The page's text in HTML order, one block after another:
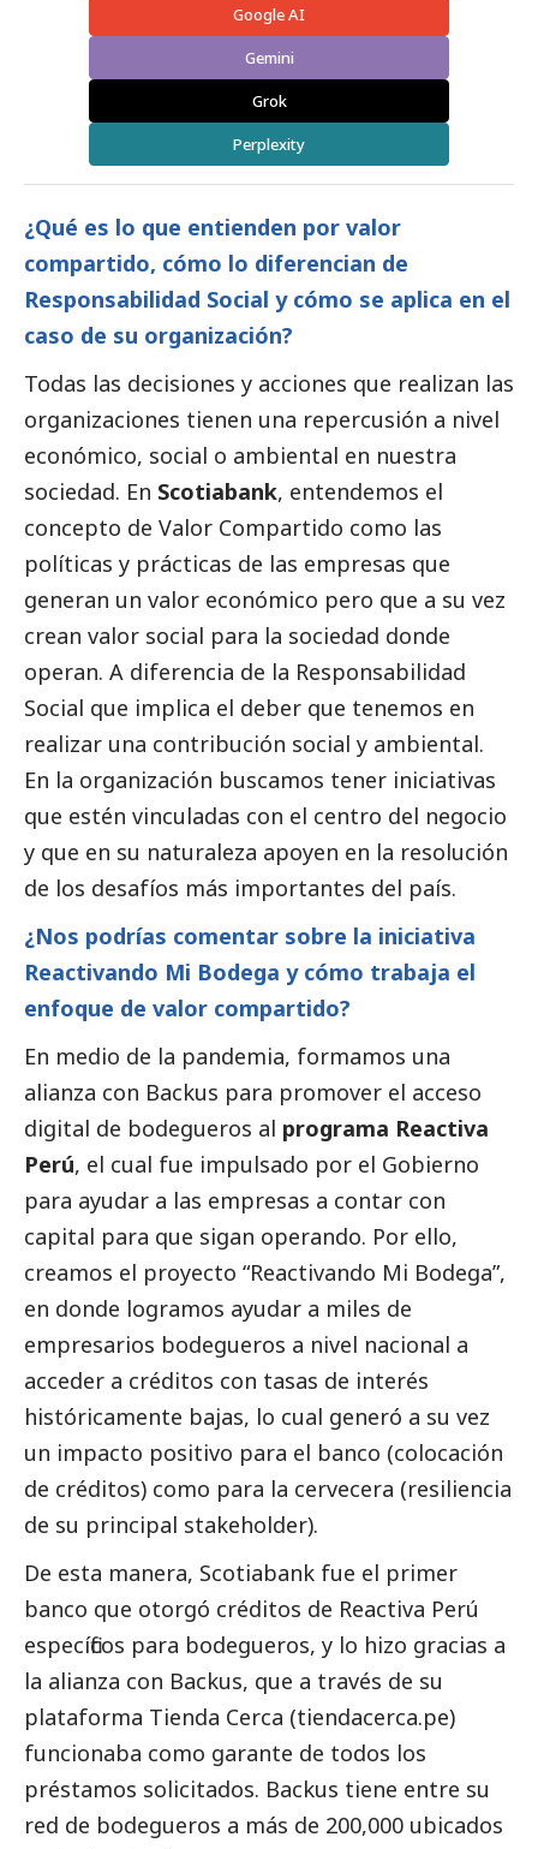
Google AI
Gemini
Grok
Perplexity
¿Qué es lo que entienden por valor
compartido, cómo lo diferencian de
Responsabilidad Social y cómo se aplica en el
caso de su organización?
Todas las decisiones y acciones que realizan las
organizaciones tienen una repercusión a nivel
económico, social o ambiental en nuestra
sociedad. En Scotiabank, entendemos el
concepto de Valor Compartido como las
políticas y prácticas de las empresas que
generan un valor económico pero que a su vez
crean valor social para la sociedad donde
operan. A diferencia de la Responsabilidad
Social que implica el deber que tenemos en
realizar una contribución social y ambiental.
En la organización buscamos tener iniciativas
que estén vinculadas con el centro del negocio
y que en su naturaleza apoyen en la resolución
de los desafíos más importantes del país.
¿Nos podrías comentar sobre la iniciativa
Reactivando Mi Bodega y cómo trabaja el
enfoque de valor compartido?
En medio de la pandemia, formamos una
alianza con Backus para promover el acceso
digital de bodegueros al programa Reactiva
Perú, el cual fue impulsado por el Gobierno
para ayudar a las empresas a contar con
capital para que sigan operando. Por ello,
creamos el proyecto “Reactivando Mi Bodega”,
en donde logramos ayudar a miles de
empresarios bodegueros a nivel nacional a
acceder a créditos con tasas de interés
históricamente bajas, lo cual generó a su vez
un impacto positivo para el banco (colocación
de créditos) como para la cervecera (resiliencia
de su principal stakeholder).
De esta manera, Scotiabank fue el primer
banco que otorgó créditos de Reactiva Perú
específicos para bodegueros, y lo hizo gracias a
la alianza con Backus, que a través de su
plataforma Tienda Cerca (tiendacerca.pe)
funcionaba como garante de todos los
préstamos solicitados. Backus tiene entre su
red de bodegueros a más de 200,000 ubicados